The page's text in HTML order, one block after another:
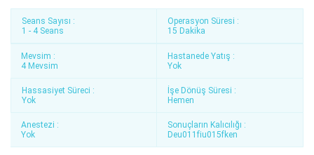
Seans Sayısı :
1 - 4 Seans
Operasyon Süresi :
15 Dakika
Mevsim :
4 Mevsim
Hastanede Yatış :
Yok
Hassasiyet Süreci :
Yok
İşe Dönüş Süresi :
Hemen
Anestezi :
Yok
Sonuçların Kalıcılığı :
Deu011fiu015fken